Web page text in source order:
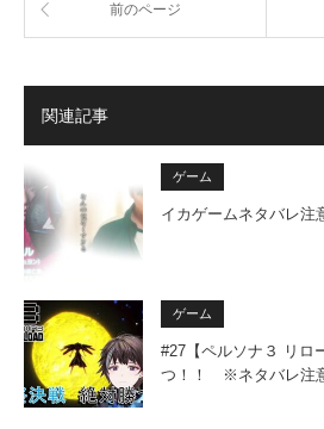
前のページ
関連記事
ゲーム
イカゲームネタバレ注
ゲーム
#27【ペルソナ３ リ
つ！！ ※ネタバレ注意